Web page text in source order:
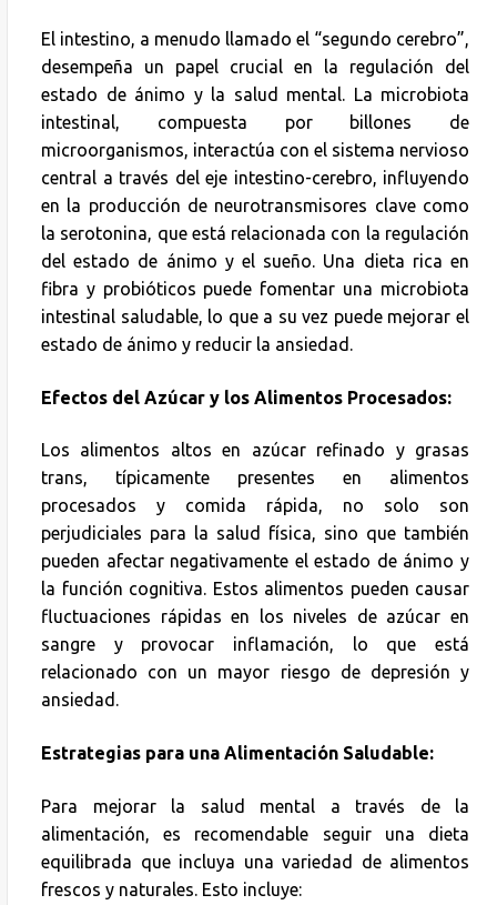
El intestino, a menudo llamado el “segundo cerebro”,
desempeña un papel crucial en la regulación del
estado de ánimo y la salud mental. La microbiota
intestinal, compuesta por billones de
microorganismos, interactúa con el sistema nervioso
central a través del eje intestino-cerebro, influyendo
en la producción de neurotransmisores clave como
la serotonina, que está relacionada con la regulación
del estado de ánimo y el sueño. Una dieta rica en
fibra y probióticos puede fomentar una microbiota
intestinal saludable, lo que a su vez puede mejorar el
estado de ánimo y reducir la ansiedad.
Efectos del Azúcar y los Alimentos Procesados:
Los alimentos altos en azúcar refinado y grasas
trans, típicamente presentes en alimentos
procesados y comida rápida, no solo son
perjudiciales para la salud física, sino que también
pueden afectar negativamente el estado de ánimo y
la función cognitiva. Estos alimentos pueden causar
fluctuaciones rápidas en los niveles de azúcar en
sangre y provocar inflamación, lo que está
relacionado con un mayor riesgo de depresión y
ansiedad.
Estrategias para una Alimentación Saludable:
Para mejorar la salud mental a través de la
alimentación, es recomendable seguir una dieta
equilibrada que incluya una variedad de alimentos
frescos y naturales. Esto incluye: